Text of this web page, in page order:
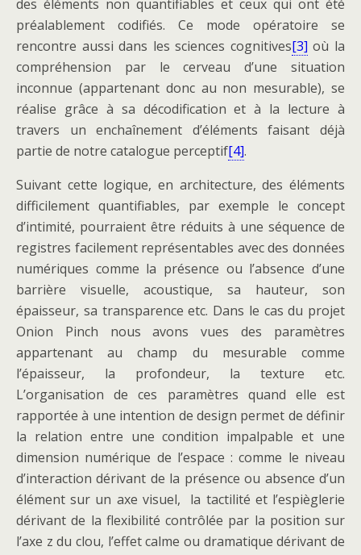
des éléments non quantifiables et ceux qui ont été
préalablement codifiés. Ce mode opératoire se
rencontre aussi dans les sciences cognitives[3] où la
compréhension par le cerveau d’une situation
inconnue (appartenant donc au non mesurable), se
réalise grâce à sa décodification et à la lecture à
travers un enchaînement d’éléments faisant déjà
partie de notre catalogue perceptif[4].
Suivant cette logique, en architecture, des éléments
difficilement quantifiables, par exemple le concept
d’intimité, pourraient être réduits à une séquence de
registres facilement représentables avec des données
numériques comme la présence ou l’absence d’une
barrière visuelle, acoustique, sa hauteur, son
épaisseur, sa transparence etc. Dans le cas du projet
Onion Pinch nous avons vues des paramètres
appartenant au champ du mesurable comme
l’épaisseur, la profondeur, la texture etc.
L’organisation de ces paramètres quand elle est
rapportée à une intention de design permet de définir
la relation entre une condition impalpable et une
dimension numérique de l’espace : comme le niveau
d’interaction dérivant de la présence ou absence d’un
élément sur un axe visuel, la tactilité et l’espièglerie
dérivant de la flexibilité contrôlée par la position sur
l’axe z du clou, l’effet calme ou dramatique dérivant de